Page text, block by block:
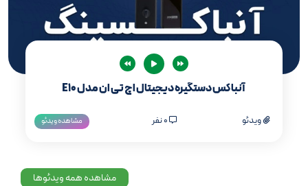
آنباکس دستگیره دیجیتال اچ تی ان مدل E10
ویدئو مشاهده ویدئو
مشاهده همه ویدئوها